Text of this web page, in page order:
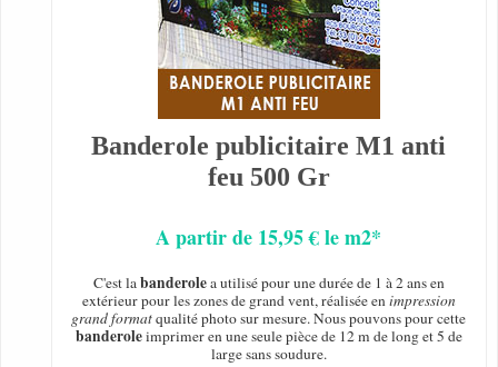
Banderole publicitaire M1 anti
feu 500 Gr
A partir de 15,95 € le m2*
C'est labanderolea utilisé pour une durée de 1 à 2 ans en
extérieur pour les zones de grand vent, réalisée enimpression
grand formatqualité photo sur mesure. Nous pouvons pour cette
banderoleimprimer en une seule pièce de 12 m de long et 5 de
large sans soudure.